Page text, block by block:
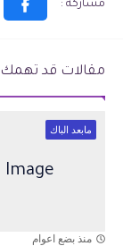
مقالات قد تهمك
مابعد الباك
منذ بضع اعوام